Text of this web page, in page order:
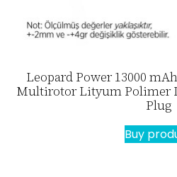
Leopard Power 13000
Multirotor Lityum Polimer
Plug
Buy